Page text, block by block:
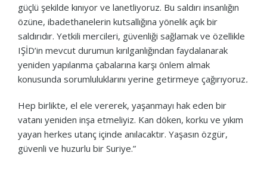
güçlü şekilde kınıyor ve lanetliyoruz. Bu saldırı insanlığın
özüne, ibadethanelerin kutsallığına yönelik açık bir
saldırıdır. Yetkili mercileri, güvenliği sağlamak ve özellikle
IŞİD’in mevcut durumun kırılganlığından faydalanarak
yeniden yapılanma çabalarına karşı önlem almak
konusunda sorumluluklarını yerine getirmeye çağırıyoruz.
Hep birlikte, el ele vererek, yaşanmayı hak eden bir
vatanı yeniden inşa etmeliyiz. Kan döken, korku ve yıkım
yayan herkes utanç içinde anılacaktır. Yaşasın özgür,
güvenli ve huzurlu bir Suriye.”